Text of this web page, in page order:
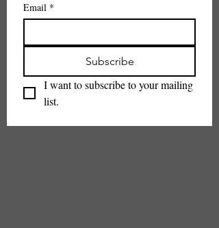
Email *
Subscribe
I want to subscribe to your mailing
list.